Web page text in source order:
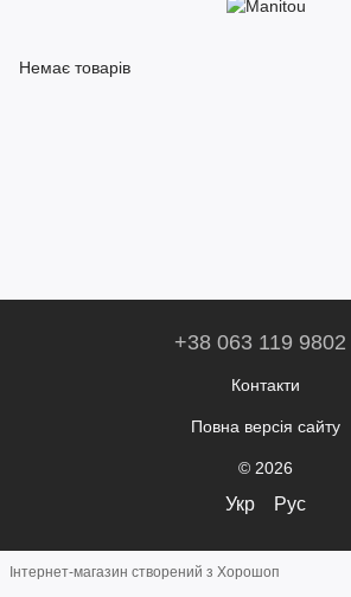
Немає товарів
+38 063 119 9802
Контакти
Повна версія сайту
© 2026
Укр Рус
Інтернет-магазин створений з Хорошоп